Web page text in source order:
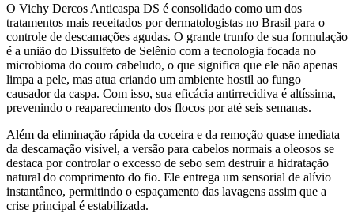
O Vichy Dercos Anticaspa DS é consolidado como um dos
tratamentos mais receitados por dermatologistas no Brasil para o
controle de descamações agudas. O grande trunfo de sua formulação
é a união do Dissulfeto de Selênio com a tecnologia focada no
microbioma do couro cabeludo, o que significa que ele não apenas
limpa a pele, mas atua criando um ambiente hostil ao fungo
causador da caspa. Com isso, sua eficácia antirrecidiva é altíssima,
prevenindo o reaparecimento dos flocos por até seis semanas.
Além da eliminação rápida da coceira e da remoção quase imediata
da descamação visível, a versão para cabelos normais a oleosos se
destaca por controlar o excesso de sebo sem destruir a hidratação
natural do comprimento do fio. Ele entrega um sensorial de alívio
instantâneo, permitindo o espaçamento das lavagens assim que a
crise principal é estabilizada.